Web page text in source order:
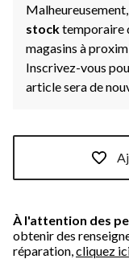
stocktemporaire
magasins à
Inscrivez-vous
article sera de
À l'attention des
obtenir des
réparation, cliquez